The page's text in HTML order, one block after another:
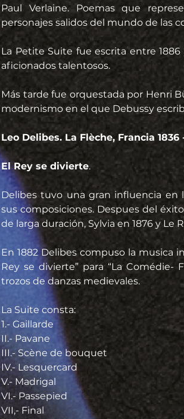
Paul Verlaine. Poemas que
personajes salidos del mundo de las
La Petite Suite fue escrita entre
aficionados talentosos.
Más tarde fue orquestada por Henri
modernismo en el que Debussy
Leo Delibes. La Flèche, Francia 1836
El Rey se divierte.
Delibes tuvo una gran influencia en
sus composiciones. Despues del
de larga duración, Sylvia en 1876 y Le
En 1882 Delibes compuso la musica
Rey se divierte” para “La Comédie-
trozos de danzas medievales.
La Suite consta:
1.- Gaillarde
II.- Pavane
III.- Scène de bouquet
IV.- Lesquercard
V.- Madrigal
VI.- Passepied
VII,- Final